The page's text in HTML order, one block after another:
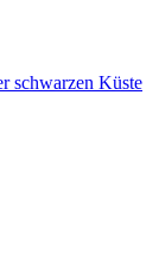
schwarzen Küste